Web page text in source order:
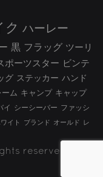
ク ハーレー
黒 フラッグ ツーリ
ポーツスター ビンテ
グ ステッカー ハンド
ム キャンプ キャップ
イ シーシーバー ファッシ
イト ブランド オールド レ
reserved.